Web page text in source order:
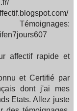
affectif rapide et
et Certifié par
dont j'ai mes
Etats. Allez juste